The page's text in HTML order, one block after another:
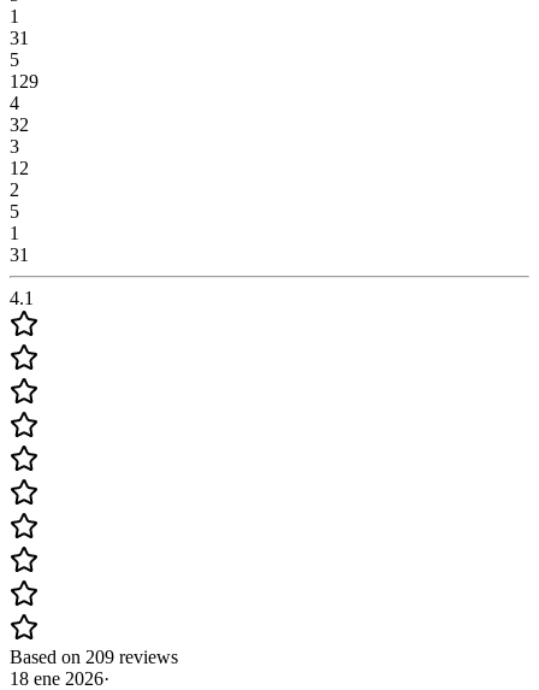
1
31
5
129
4
32
3
12
2
5
1
31
4.1
Based on 209 reviews
18 ene 2026·